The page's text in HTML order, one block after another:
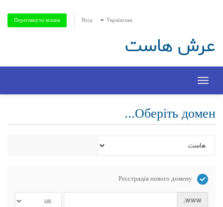
Українська
Вхід
Переглянути кошик
عرش هاست
Toggle
navigation
Оберіть домен...
Реєстрація нового домену
www.